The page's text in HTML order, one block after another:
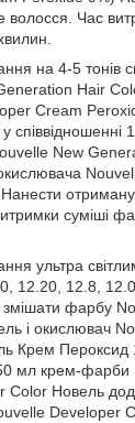
волосся. Час
на 4-5 тонів
Hair
Cream
співвідношенні
New
суміші
ультра
12.20, 12.8,
фарбу
і окислювач
Крем Пероксид
мл крем-фарби
Color Новель
Developer